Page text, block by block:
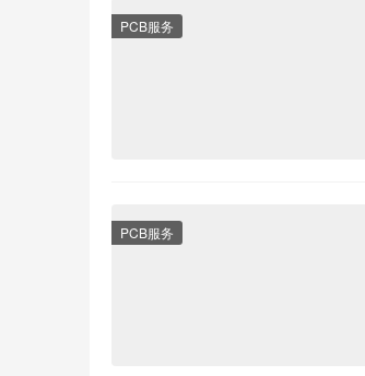
PCB服务
PCB服务